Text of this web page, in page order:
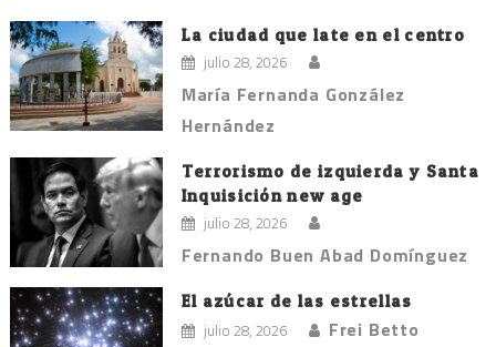
La ciudad que late en el centro
julio 28, 2026
María Fernanda González
Hernández
Terrorismo de izquierda y Santa
Inquisición new age
julio 28, 2026
Fernando Buen Abad Domínguez
El azúcar de las estrellas
julio 28, 2026 Frei Betto